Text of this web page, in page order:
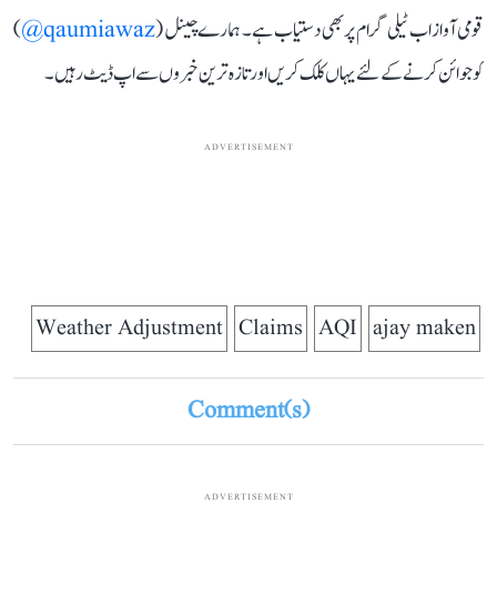
قومی آواز اب ٹیلی گرام پر بھی دستیاب ہے۔ ہمارے چینل (qaumiawaz@
)
کو جوائن کرنے کے لئے یہاں کلک کریں اور تازہ ترین خبروں سے اپ ڈیٹ رہیں۔
ADVERTISEMENT
ajay maken
AQI
Claims
Weather Adjustment
Comment(s)
ADVERTISEMENT